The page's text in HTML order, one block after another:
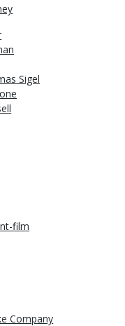
Sigel
film
Company